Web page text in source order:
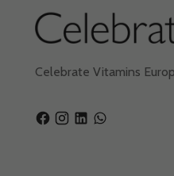
Celebrate Vitamins